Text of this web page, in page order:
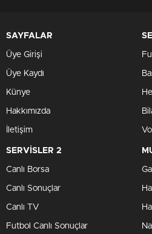
SAYFALAR
Üye Girişi
Üye Kaydı
Künye
Hakkımızda
İletişim
SERVİSLER 2
Canlı Borsa
Canlı Sonuçlar
Canlı TV
Futbol Canlı Sonuçlar